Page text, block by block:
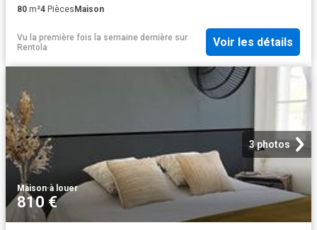
80 m²4 Pièces Maison
Vu la première fois la semaine dernière sur
Rentola
Voir les détails
3 photos
Maison·à louer
810 €